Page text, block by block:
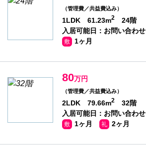
（管理費／共益費込み）
1LDK 61.23m2
24階
入居可能日：お問い合わ
敷 1ヶ月
80万円
（管理費／共益費込み）
2LDK 79.66m2
32階
入居可能日：お問い合わ
敷 1ヶ月 礼 2ヶ月